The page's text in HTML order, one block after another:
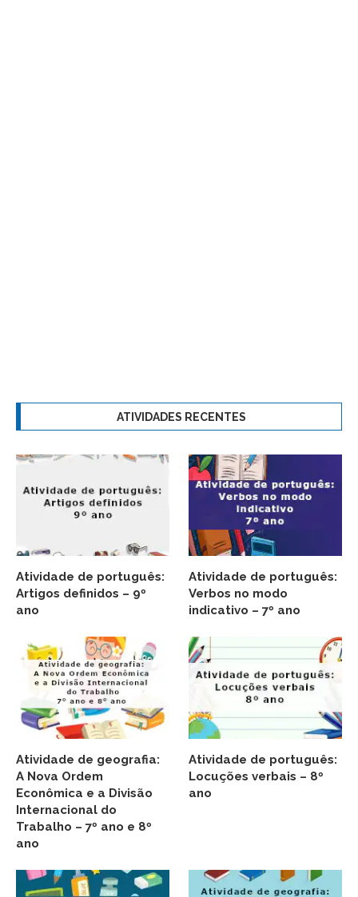
ATIVIDADES RECENTES
Atividade de português:
Artigos definidos – 9º
ano
Atividade de português:
Verbos no modo
indicativo – 7º ano
Atividade de geografia:
A Nova Ordem
Econômica e a Divisão
Internacional do
Trabalho – 7º ano e 8º
ano
Atividade de português:
Locuções verbais – 8º
ano